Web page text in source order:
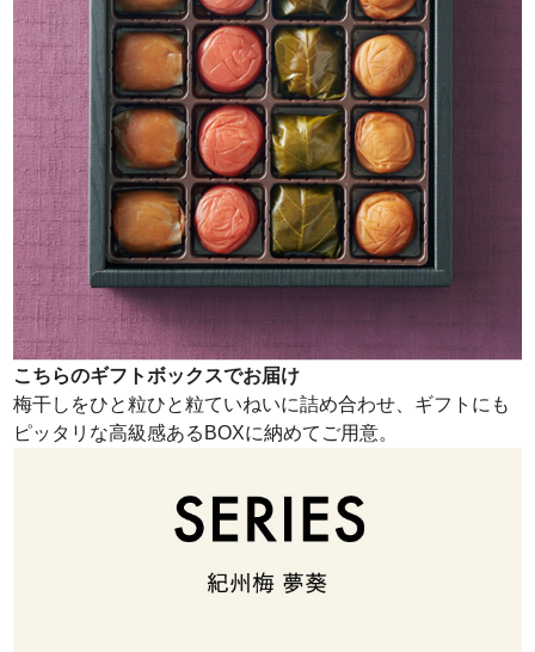
こちらのギフトボックスでお届け
梅干しをひと粒ひと粒ていねいに詰め合わせ、ギフトにも
ピッタリな高級感あるBOXに納めてご用意。